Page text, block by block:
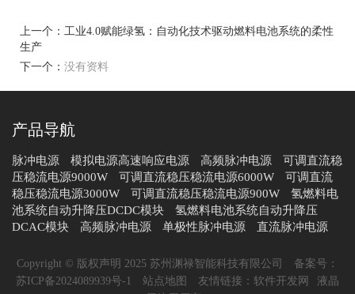
上一个： 工业4.0赋能绿氢：自动化技术驱动燃料电池系统的柔性
生产
下一个： 没有资料
产品导航
脉冲电源 模拟电源高速响应电源 高频脉冲电源
可调直流稳
压稳流电源9000W
可调直流稳压稳流电源6000W
可调直流
稳压稳流电源3000W
可调直流稳压稳流电源900W
氢燃料电
池系统自动升降压DCDC模块
氢燃料电池系统自动升降压
DCAC模块
高频脉冲电源 单极性脉冲电源 直流脉冲电源
Copyright © 版权声明 2025 苏州渊禄智能科技有限公司
备案号：
苏ICP备2024089939号-1
站点地图 友情链接： 软件开发网
液晶